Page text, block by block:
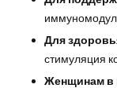
Для
стимуляция
Женщинам в